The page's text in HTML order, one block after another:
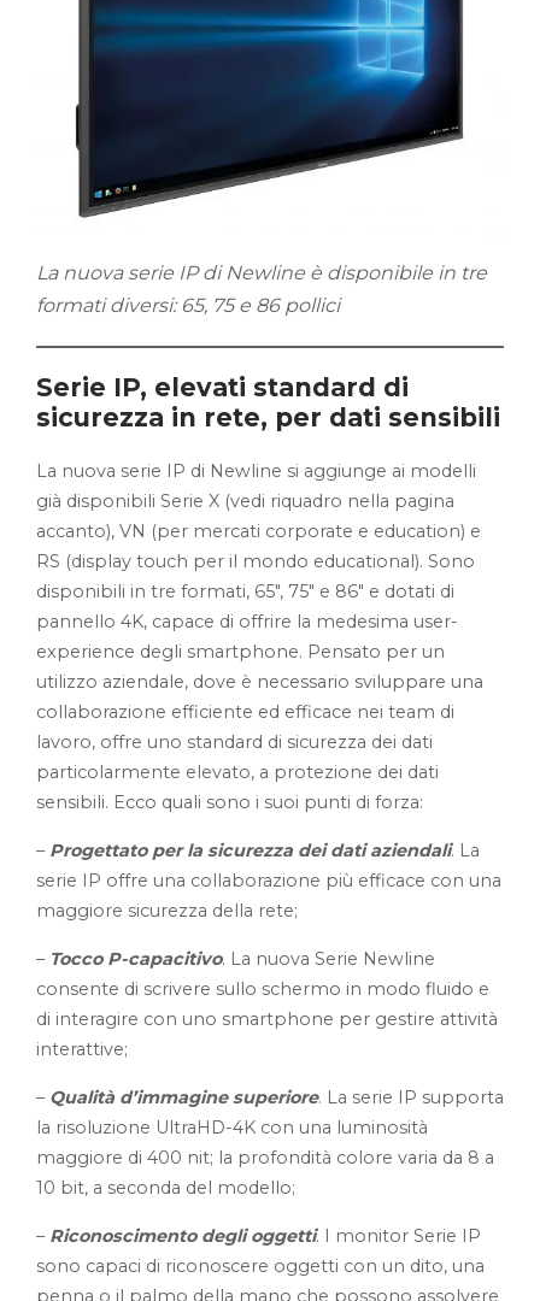
La nuova serie IP di Newline è disponibile in tre
formati diversi: 65, 75 e 86 pollici
Serie IP, elevati standard di
sicurezza in rete, per dati sensibili
La nuova serie IP di Newline si aggiunge ai modelli
già disponibili Serie X (vedi riquadro nella pagina
accanto), VN (per mercati corporate e education) e
RS (display touch per il mondo educational). Sono
disponibili in tre formati, 65″, 75″ e 86″ e dotati di
pannello 4K, capace di offrire la medesima user-
experience degli smartphone. Pensato per un
utilizzo aziendale, dove è necessario sviluppare una
collaborazione efficiente ed efficace nei team di
lavoro, offre uno standard di sicurezza dei dati
particolarmente elevato, a protezione dei dati
sensibili. Ecco quali sono i suoi punti di forza:
– Progettato per la sicurezza dei dati aziendali. La
serie IP offre una collaborazione più efficace con una
maggiore sicurezza della rete;
– Tocco P-capacitivo. La nuova Serie Newline
consente di scrivere sullo schermo in modo fluido e
di interagire con uno smartphone per gestire attività
interattive;
– Qualità d’immagine superiore. La serie IP supporta
la risoluzione UltraHD-4K con una luminosità
maggiore di 400 nit; la profondità colore varia da 8 a
10 bit, a seconda del modello;
– Riconoscimento degli oggetti. I monitor Serie IP
sono capaci di riconoscere oggetti con un dito, una
penna o il palmo della mano che possono assolvere